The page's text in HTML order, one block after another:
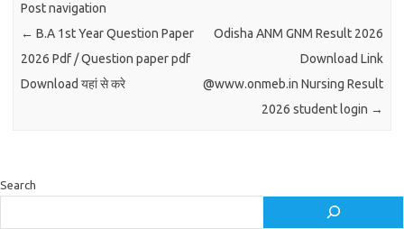
Post navigation
← B.A 1st Year Question Paper
2026 Pdf / Question paper pdf
Download यहां से करे
Odisha ANM GNM Result 2026
Download Link
@www.onmeb.in Nursing Result
2026 student login →
Search